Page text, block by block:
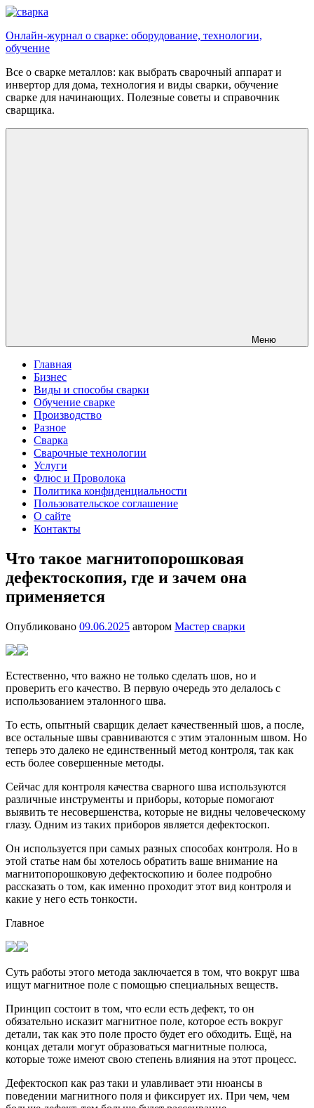
Перейти
содержимому
Онлайн-журнал о сварке: оборудование, технологии,
обучение
Все о сварке металлов: как выбрать сварочный аппарат и
инвертор для дома, технология и виды сварки, обучение
сварке для начинающих. Полезные советы и справочник
сварщика.
Меню
Главная
Бизнес
Виды и способы сварки
Обучение сварке
Производство
Разное
Сварка
Сварочные технологии
Услуги
Флюс и Проволока
Политика конфиденциальности
Пользовательское соглашение
О сайте
Контакты
Что такое магнитопорошковая
дефектоскопия, где и зачем она
применяется
Опубликовано 09.06.2025 автором Мастер сварки
Естественно, что важно не только сделать шов, но и
проверить его качество. В первую очередь это делалось с
использованием эталонного шва.
То есть, опытный сварщик делает качественный шов, а после,
все остальные швы сравниваются с этим эталонным швом. Но
теперь это далеко не единственный метод контроля, так как
есть более совершенные методы.
Сейчас для контроля качества сварного шва используются
различные инструменты и приборы, которые помогают
выявить те несовершенства, которые не видны человеческому
глазу. Одним из таких приборов является дефектоскоп.
Он используется при самых разных способах контроля. Но в
этой статье нам бы хотелось обратить ваше внимание на
магнитопорошковую дефектоскопию и более подробно
рассказать о том, как именно проходит этот вид контроля и
какие у него есть тонкости.
Главное
Суть работы этого метода заключается в том, что вокруг шва
ищут магнитное поле с помощью специальных веществ.
Принцип состоит в том, что если есть дефект, то он
обязательно исказит магнитное поле, которое есть вокруг
детали, так как это поле просто будет его обходить. Ещё, на
концах детали могут образоваться магнитные полюса,
которые тоже имеют свою степень влияния на этот процесс.
Дефектоскоп как раз таки и улавливает эти нюансы в
поведении магнитного поля и фиксирует их. При чем, чем